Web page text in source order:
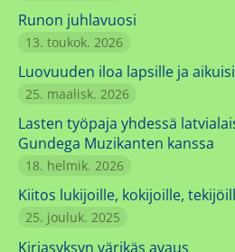
Runon juhlavuosi
13. toukok. 2026
Luovuuden iloa lapsille ja
25. maalisk. 2026
Lasten työpaja yhdessä
Gundega Muzikanten kanssa
18. helmik. 2026
Kiitos lukijoille, kokijoille,
25. jouluk. 2025
Kirjasyksyn värikäs avaus